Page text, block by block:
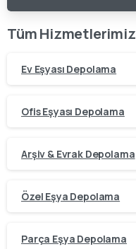
Tüm Hizmetlerimiz
Ev Eşyası Depolama
Ofis Eşyası Depolama
Arşiv & Evrak Depolama
Özel Eşya Depolama
Parça Eşya Depolama